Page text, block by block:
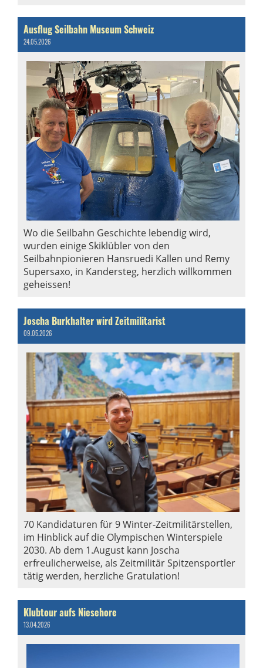
Ausflug Seilbahn Museum Schweiz
24.05.2026
Wo die Seilbahn Geschichte lebendig wird,
wurden einige Skiklübler von den
Seilbahnpionieren Hansruedi Kallen und Remy
Supersaxo, in Kandersteg, herzlich willkommen
geheissen!
Joscha Burkhalter wird Zeitmilitarist
09.05.2026
70 Kandidaturen für 9 Winter-Zeitmilitärstellen,
im Hinblick auf die Olympischen Winterspiele
2030. Ab dem 1.August kann Joscha
erfreulicherweise, als Zeitmilitär Spitzensportler
tätig werden, herzliche Gratulation!
Klubtour aufs Niesehore
13.04.2026